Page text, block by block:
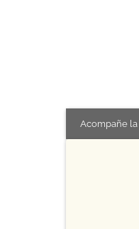
Acompañe